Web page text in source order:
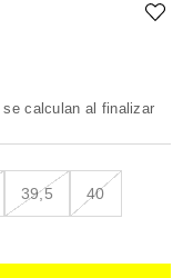
se calculan al finalizar
39,5 40